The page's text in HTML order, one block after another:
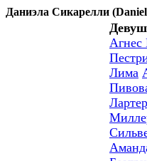
Даниэла Сикарелли
Агнес
Лима
Лартер